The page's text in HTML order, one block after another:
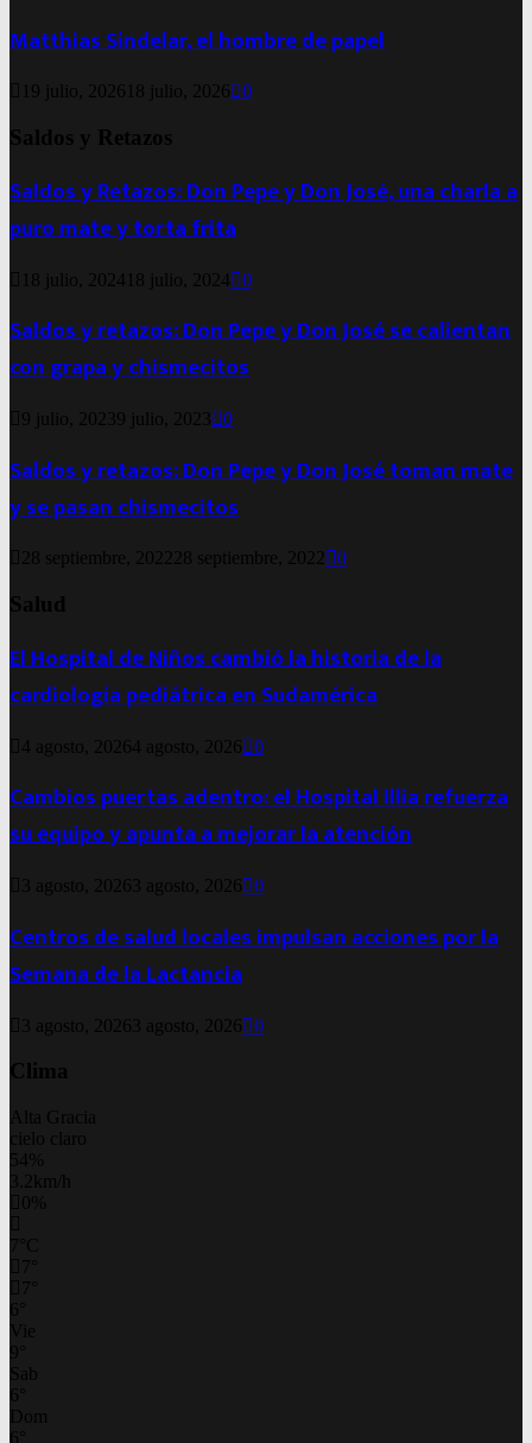
Matthias Sindelar, el hombre de papel
19 julio, 2026 18 julio, 2026 0
Saldos y Retazos
Saldos y Retazos: Don Pepe y Don José, una charla a
puro mate y torta frita
18 julio, 2024 18 julio, 2024 0
Saldos y retazos: Don Pepe y Don José se calientan
con grapa y chismecitos
9 julio, 20239 julio, 2023 0
Saldos y retazos: Don Pepe y Don José toman mate
y se pasan chismecitos
28 septiembre, 202228 septiembre, 2022 0
Salud
El Hospital de Niños cambió la historia de la
cardiología pediátrica en Sudamérica
4 agosto, 20264 agosto, 2026 0
Cambios puertas adentro: el Hospital Illia refuerza
su equipo y apunta a mejorar la atención
3 agosto, 2026 3 agosto, 2026 0
Centros de salud locales impulsan acciones por la
Semana de la Lactancia
3 agosto, 2026 3 agosto, 2026 0
Clima
Alta Gracia
cielo claro
54%
3.2km/h
0%
7 C
7
7
6
Vie
9
Sab
6
Dom
6